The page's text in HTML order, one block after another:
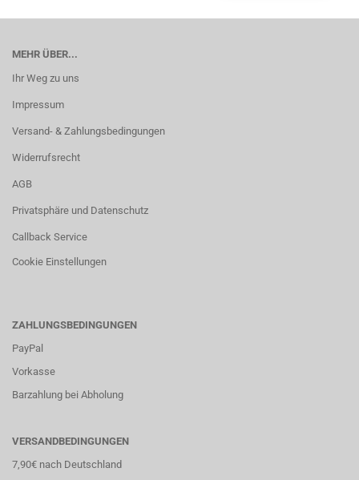
MEHR ÜBER...
Ihr Weg zu uns
Impressum
Versand- & Zahlungsbedingungen
Widerrufsrecht
AGB
Privatsphäre und Datenschutz
Callback Service
Cookie Einstellungen
ZAHLUNGSBEDINGUNGEN
PayPal
Vorkasse
Barzahlung bei Abholung
VERSANDBEDINGUNGEN
7,90€ nach Deutschland